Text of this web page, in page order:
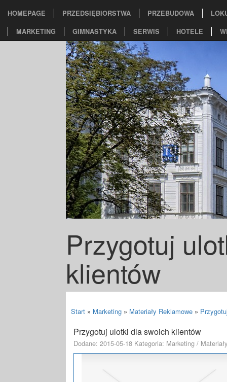
HOMEPAGE PRZEDSIĘBIORSTWA PRZEBUDOWA
MARKETING
GIMNASTYKA SERWIS HOTELE
Przygotuj
klientów
Start » Marketing » Materiały Reklamowe »
Przygotuj ulotki dla swoich klientów
Dodane: 2015-05-18 Kategoria: Marketing /